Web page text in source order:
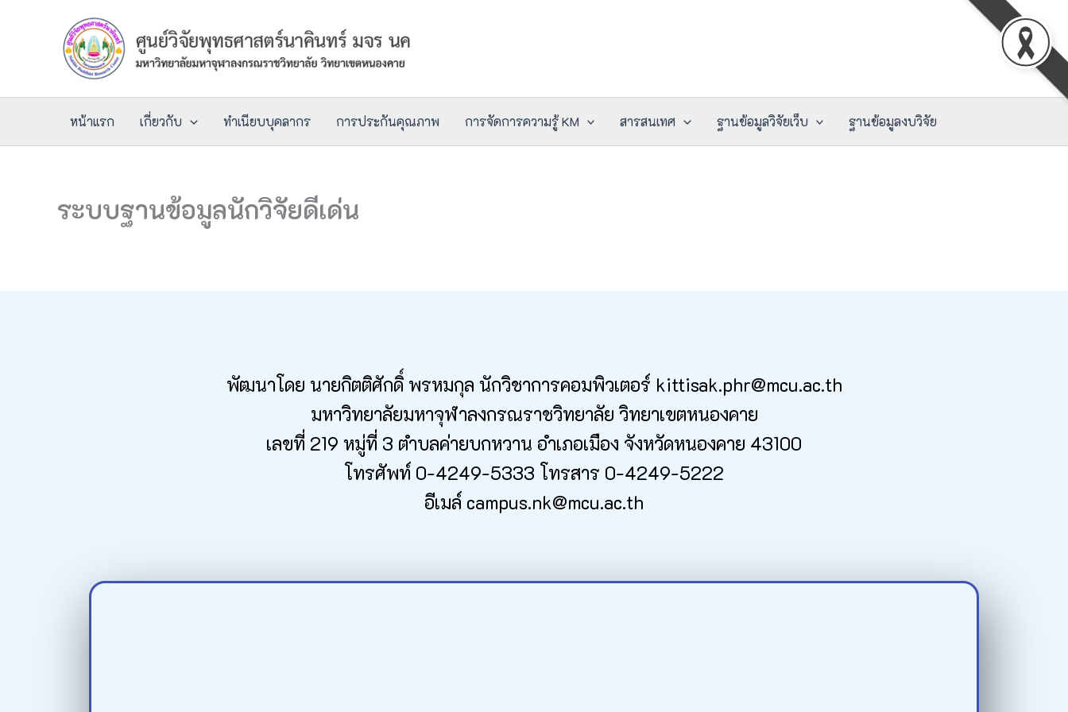
หน้าแรก เกี่ยวกับ ทำเนียบบุคลากร การประกันคุณภาพ การจัดการความรู้ KM สารสนเทศ ฐานข้อมูลวิจัยเว็บ ฐานข้อมูลงบวิจัย
ระบบฐานข้อมูลนักวิจัยดีเด่น
พัฒนาโดย นายกิตติศักดิ์ พรหมกุล นักวิชาการคอมพิวเตอร์ kittisak.phr@mcu.ac.th
มหาวิทยาลัยมหาจุฬาลงกรณราชวิทยาลัย วิทยาเขตหนองคาย
เลขที่ 219 หมู่ที่ 3 ตำบลค่ายบกหวาน อำเภอเมือง จังหวัดหนองคาย 43100
โทรศัพท์ 0-4249-5333 โทรสาร 0-4249-5222
อีเมล์ campus.nk@mcu.ac.th